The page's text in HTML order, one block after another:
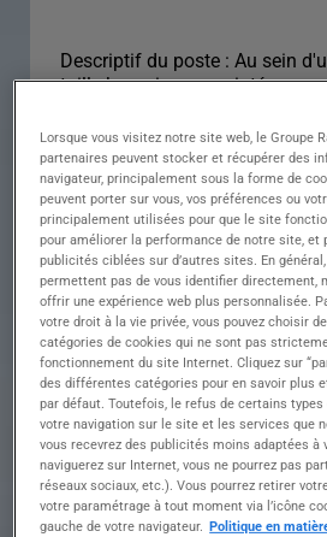
Descriptif du poste : Au sein
taille humaine, vous intégrez
techniques variés, en France
l'international.
Vous intervenez sur des
d'installation de systèmes
alliant électronique,
automatisme.
En atelier (environ 70 %) :
• Réaliser les tests de cartes
analogiques et numériques
établies.
• Assembler les différents
mécaniques et électroniques
composants, câblage).
• Effectuer les tests
complets et les armoires
• Préparer les équipements
(démontage, conditionnement
Lorsque vous visitez notre site web, le Groupe
partenaires peuvent stocker et récupérer des
navigateur, principalement sous la forme de
peuvent porter sur vous, vos préférences ou
principalement utilisées pour que le site
pour améliorer la performance de notre site, et
publicités ciblées sur d’autres sites. En
permettent pas de vous identifier directement,
offrir une expérience web plus personnalisée.
votre droit à la vie privée, vous pouvez choisir
catégories de cookies qui ne sont pas
fonctionnement du site Internet. Cliquez sur
des différentes catégories pour en savoir plus
par défaut. Toutefois, le refus de certains
votre navigation sur le site et les services que
vous recevrez des publicités moins adaptées à
naviguerez sur Internet, vous ne pourrez pas
réseaux sociaux, etc.). Vous pourrez retirer
votre paramétrage à tout moment via l’icône
gauche de votre navigateur. Politique en